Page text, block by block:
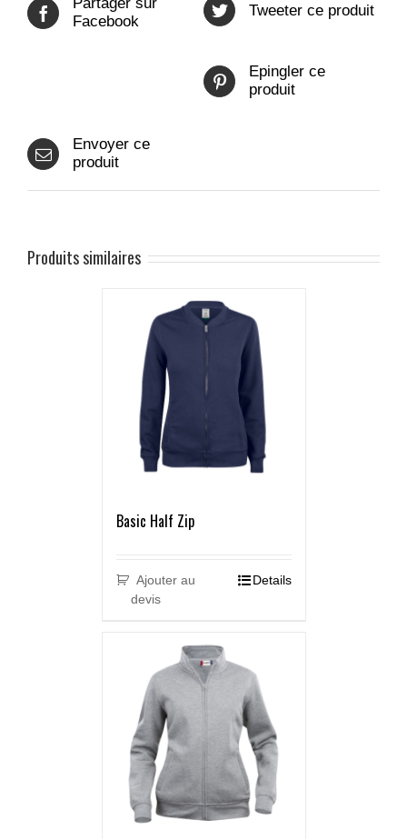
Facebook
Tweeter ce produit
Epingler ce
produit
Envoyer ce
produit
Produits similaires
Basic Half Zip
Ajouter au
devis
Details